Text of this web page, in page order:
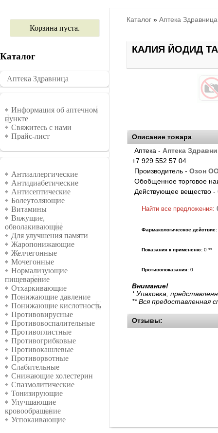
Корзина пуста.
Каталог
�������
Аптека Здравница
Информация
Информация об аптечном
пункте
Свяжитесь с нами
Прайс-лист
Группы
Антиаллергические
Антидиабетические
Антисептические
Болеутоляющие
Витамины
Вяжущие,
обволакивающие
Для улучшения памяти
Жаропонижающие
Желчегонные
Мочегонные
Нормализующие
пищеварение
Отхаркивающие
Понижающие давление
Понижающие кислотность
Противовирусные
Противовоспалительные
Противоглистные
Противогрибковые
Противокашлевые
Противорвотные
Слабительные
Снижающие холестерин
Спазмолитические
Тонизирующие
Улучшающие
кровообращение
Успокаивающие
Каталог » Аптека Здравница
КАЛИЯ ЙОДИД
Описание товара
Аптека - Аптека
+7 929 552 57 04
Производитель - Озон
Обобщенное торговое
Действующее вещество -
Найти все предложения:
Фармакологическое действие:
Показания к примененю: 0 **
Противопоказания: 0
Внимание!
* Упаковка,
** Вся предоставленная
Отзывы: